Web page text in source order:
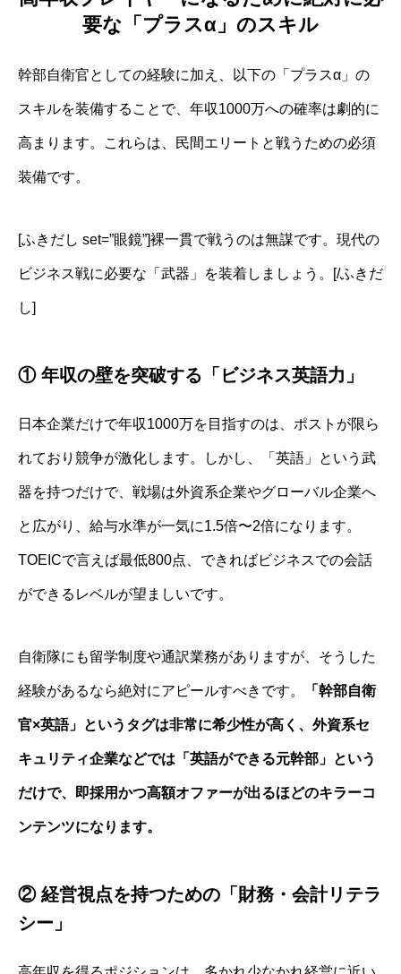
要な「プラスα」のスキル
幹部自衛官としての経験に加え、以下の「プラスα」の
スキルを装備することで、年収1000万への確率は劇的に
高まります。これらは、民間エリートと戦うための必須
装備です。
[ふきだし set=”眼鏡”]裸一貫で戦うのは無謀です。現代の
ビジネス戦に必要な「武器」を装着しましょう。[/ふきだ
し]
① 年収の壁を突破する「ビジネス英語力」
日本企業だけで年収1000万を目指すのは、ポストが限ら
れており競争が激化します。しかし、「英語」という武
器を持つだけで、戦場は外資系企業やグローバル企業へ
と広がり、給与水準が一気に1.5倍〜2倍になります。
TOEICで言えば最低800点、できればビジネスでの会話
ができるレベルが望ましいです。
自衛隊にも留学制度や通訳業務がありますが、そうした
経験があるなら絶対にアピールすべきです。 「幹部自衛
官×英語」というタグは非常に希少性が高く、外資系セ
キュリティ企業などでは「英語ができる元幹部」という
だけで、即採用かつ高額オファーが出るほどのキラーコ
ンテンツになります。
② 経営視点を持つための「財務・会計リテラ
シー」